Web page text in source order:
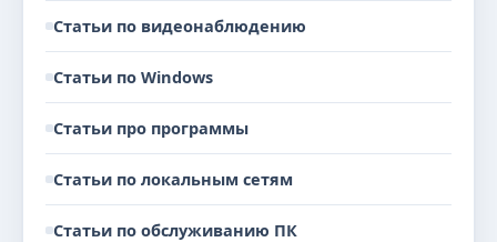
Статьи по видеонаблюдению
Статьи по Windows
Статьи про программы
Статьи по локальным сетям
Статьи по обслуживанию ПК